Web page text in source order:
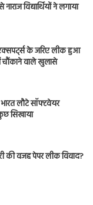
विद्यार्थियों ने लगाया
के जरिए लीक हुआ
चौंकाने वाले खुलासे
लौटे सॉफ्टवेयर
सिखाया
की वजह पेपर लीक विवाद?